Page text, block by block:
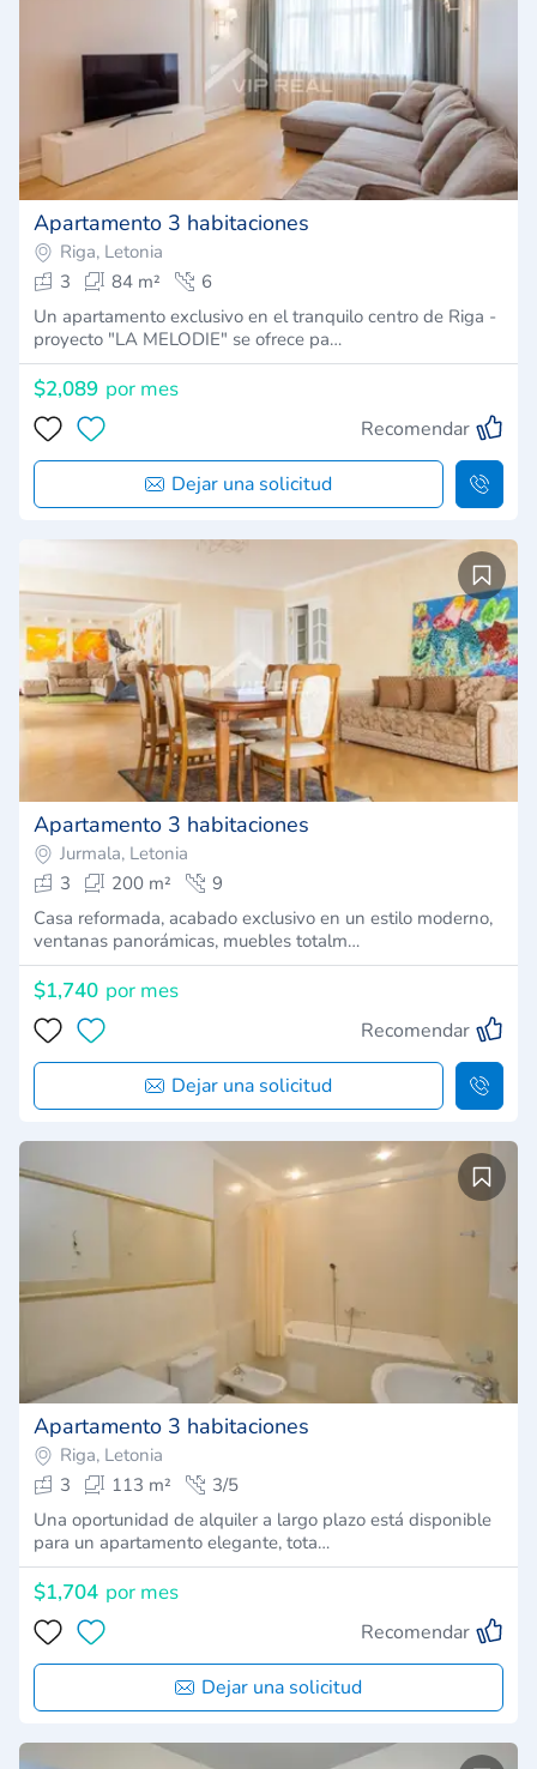
Apartamento 3 habitaciones
Riga, Letonia
3
84 m²
6
Un apartamento exclusivo en el tranquilo centro de Riga -
proyecto "LA MELODIE" se ofrece pa…
$2,089 por mes
Recomendar
Dejar una solicitud
Apartamento 3 habitaciones
Jurmala, Letonia
3
200 m²
9
Casa reformada, acabado exclusivo en un estilo moderno,
ventanas panorámicas, muebles totalm…
$1,740 por mes
Recomendar
Dejar una solicitud
Apartamento 3 habitaciones
Riga, Letonia
3
113 m²
3/5
Una oportunidad de alquiler a largo plazo está disponible
para un apartamento elegante, tota…
$1,704 por mes
Recomendar
Dejar una solicitud